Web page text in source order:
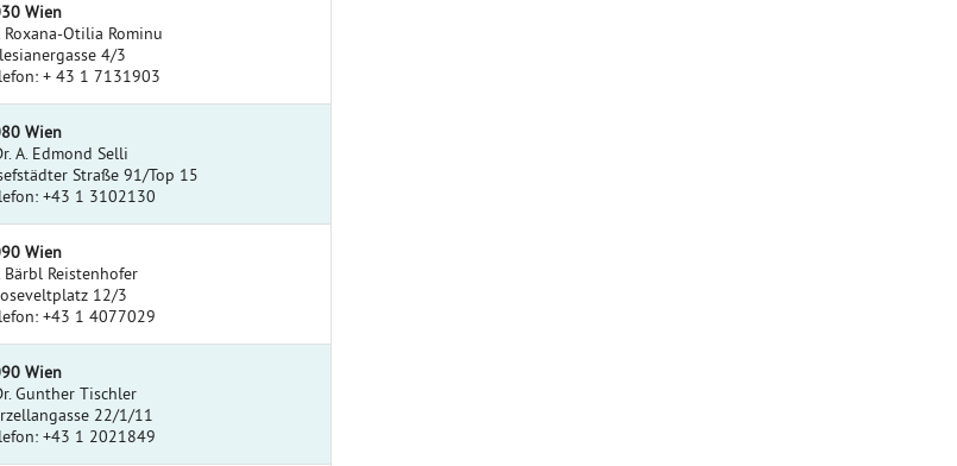
Wien
Roxana-Otilia Rominu
4/3
+ 43 1 7131903
Wien
A. Edmond Selli
Straße 91/Top 15
+43 1 3102130
Wien
Bärbl Reistenhofer
12/3
+43 1 4077029
Wien
Gunther Tischler
22/1/11
+43 1 2021849